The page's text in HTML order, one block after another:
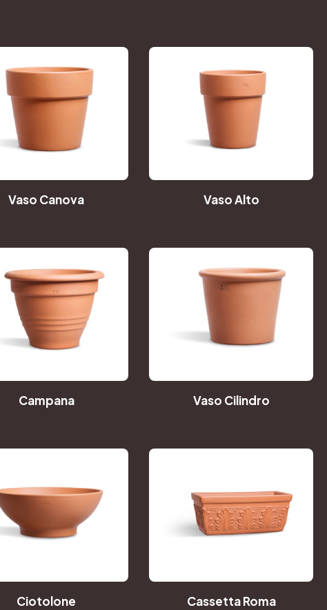
Vaso Canova Vaso Alto
Campana Vaso Cilindro
Ciotolone Cassetta Roma